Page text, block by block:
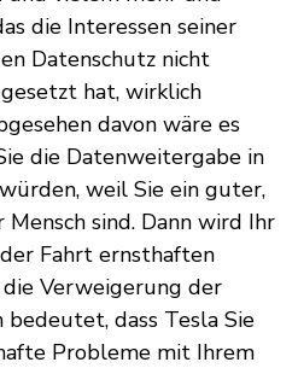
die Interessen seiner
Datenschutz nicht
hat, wirklich
davon wäre es
die Datenweitergabe in
weil Sie ein guter,
sind. Dann wird Ihr
Fahrt ernsthaften
Verweigerung der
dass Tesla Sie
Probleme mit Ihrem